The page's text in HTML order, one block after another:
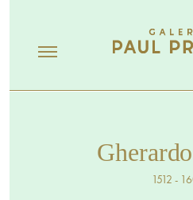
1512 -